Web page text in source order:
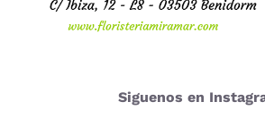
Siguenos en